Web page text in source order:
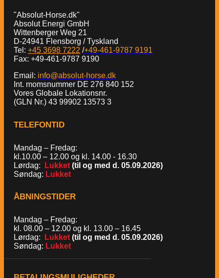
"Absolut-Horse.dk"
Absolut Energi GmbH
Wittenberger Weg 21
D-24941 Flensborg / Tyskland
Tel: +45 3698 7222 /+49-461-9787 9191
Fax: +49-461-9787 9190
Email: info@absolut-horse.dk
Int. momsnummer DE 276 840 152
Vores Globale Lokationsnr.
(GLN Nr.) 43 99902 13573 3
TELEFONTID
Mandag – Fredag:
kl.10.00 – 12.00 og kl. 14.00 - 16.30
Lørdag:
Lukket (til og med d. 05.09.2026)
Søndag: Lukket
ÅBNINGSTIDER
Mandag – Fredag:
kl. 08.00 – 12.00 og kl. 13.00 – 16.45
Lørdag:
Lukket (til og med d. 05.09.2026)
Søndag: Lukket